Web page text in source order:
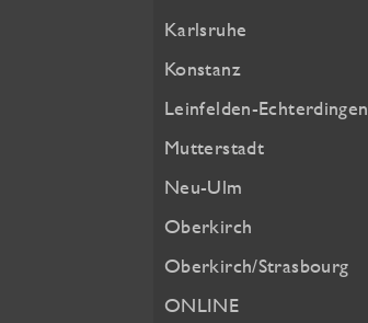
Karlsruhe
Konstanz
Leinfelden-Echterdingen
Mutterstadt
Neu-Ulm
Oberkirch
Oberkirch/Strasbourg
ONLINE